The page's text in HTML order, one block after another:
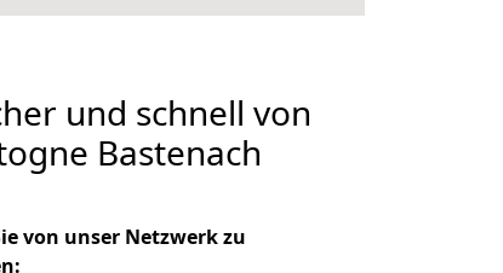
und schnell von
Bastenach
von unser Netzwerk zu